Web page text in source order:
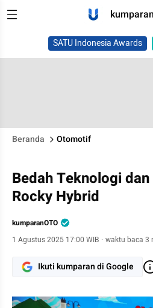
SATU Indonesia Awards
Beranda Otomotif
Bedah Teknologi
Rocky Hybrid
kumparanOTO
1 Agustus 2025 17:00 WIB · waktu baca 3
Ikuti kumparan di Google